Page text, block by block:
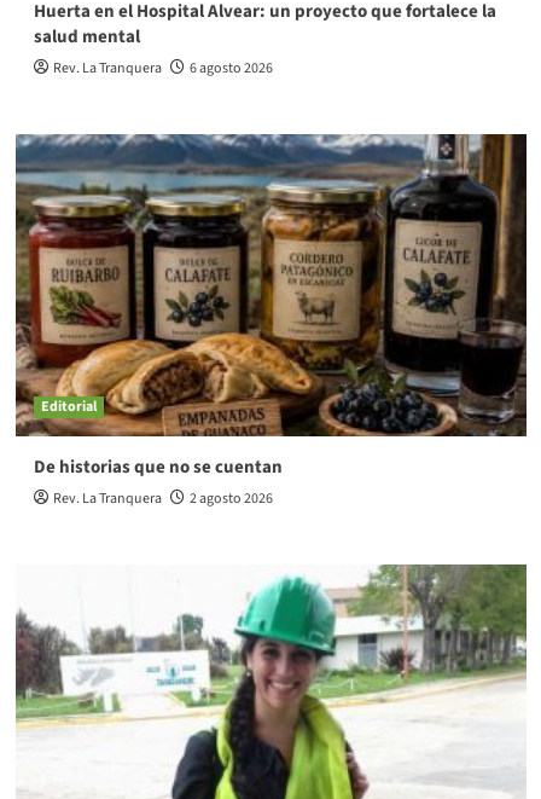
Huerta en el Hospital Alvear: un proyecto que fortalece la
salud mental
Rev. La Tranquera 6 agosto 2026
Editorial
De historias que no se cuentan
Rev. La Tranquera 2 agosto 2026